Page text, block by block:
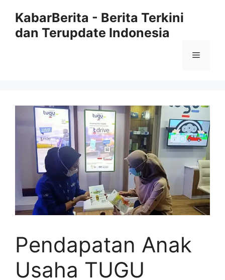
KabarBerita - Berita Terkini
dan Terupdate Indonesia
Menu
Pendapatan Anak
Usaha TUGU